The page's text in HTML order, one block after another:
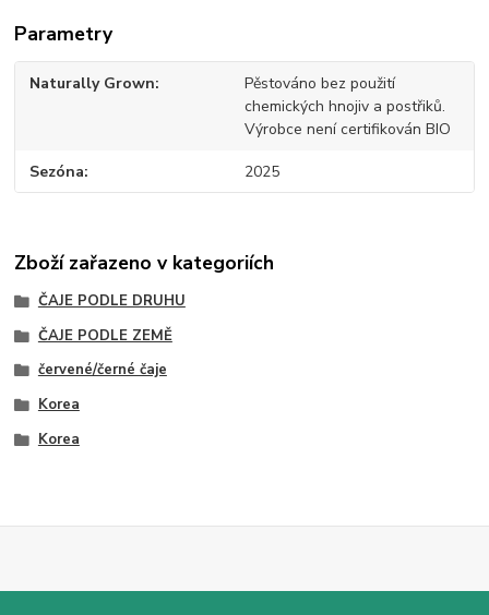
Parametry
Naturally Grown
Pěstováno bez použití
chemických hnojiv a postřiků.
Výrobce není certifikován BIO
Sezóna 2025
Zboží zařazeno v kategoriích
ČAJE PODLE DRUHU
ČAJE PODLE ZEMĚ
červené/černé čaje
Korea
Korea